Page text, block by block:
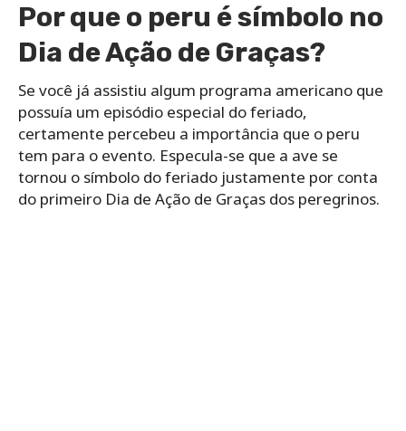
Por que o peru é símbolo no
Dia de Ação de Graças?
Se você já assistiu algum programa americano que
possuía um episódio especial do feriado,
certamente percebeu a importância que o peru
tem para o evento. Especula-se que a ave se
tornou o símbolo do feriado justamente por conta
do primeiro Dia de Ação de Graças dos peregrinos.